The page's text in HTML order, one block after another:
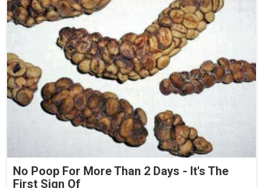
No Poop For More Than 2 Days - It's The
First Sign Of